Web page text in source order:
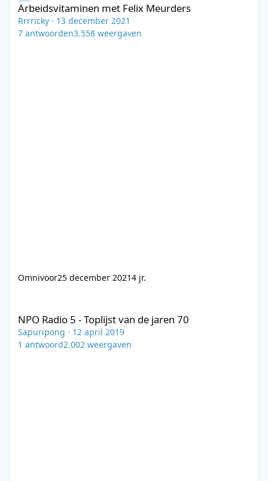
Arbeidsvitaminen met Felix Meurders
Rrrricky · 13 december 2021
7 antwoorden3.558 weergaven
Omnivoor25 december 20214 jr.
NPO Radio 5 - Toplijst van de jaren 70
Sapuripong · 12 april 2019
1 antwoord2.002 weergaven